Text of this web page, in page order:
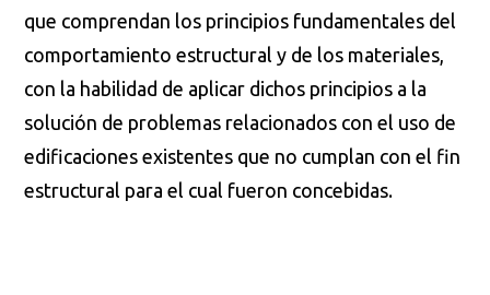
que comprendan los principios fundamentales del
comportamiento estructural y de los materiales,
con la habilidad de aplicar dichos principios a la
solución de problemas relacionados con el uso de
edificaciones existentes que no cumplan con el fin
estructural para el cual fueron concebidas.